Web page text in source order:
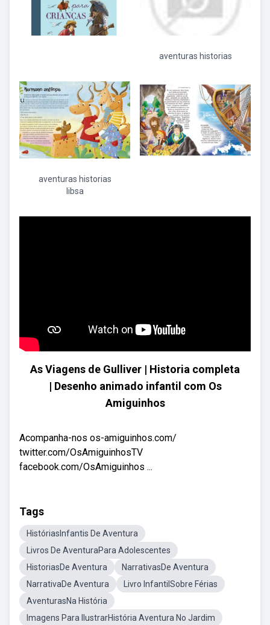
aventuras historias
aventuras historias
libsa
As Viagens de Gulliver | Historia completa
| Desenho animado infantil com Os
Amiguinhos
Acompanha-nos os-amiguinhos.com/
twitter.com/OsAmiguinhosTV
facebook.com/OsAmiguinhos ...
Tags
HistóriasInfantis De Aventura
Livros De AventuraPara Adolescentes
HistoriasDe Aventura
NarrativasDe Aventura
NarrativaDe Aventura
Livro InfantilSobre Férias
AventurasNa História
Imagens Para IlustrarHistória Aventura No Jardim